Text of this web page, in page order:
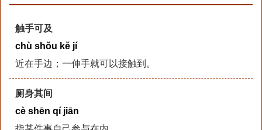
触手可及
chù shǒu kě jí
近在手边；一伸手就可以接触到。
厕身其间
cè shēn qí jiān